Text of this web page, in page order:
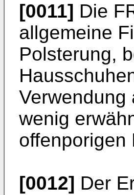
[0011] Die
allgemeine
Polsterung,
Verwendung
wenig
offenporigen
[0012] Der